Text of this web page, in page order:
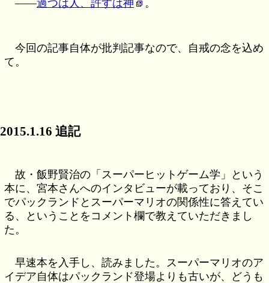
――過つは人、許すは神 。
今回の記事自体が批判記事なので、自戒の念を込め
て。
2015.1.16 追記
故・飯野賢治の「スーパーヒットゲーム学」という
本に、宮本さんへのインタビューが載っており、そこ
でパックランドとスーパーマリオの関係性に答えてい
る、ということをコメント欄で教えていただきまし
た。
早速本を入手し、読みました。スーパーマリオのア
イデア自体はパックランド登場よりも古いが、どうも